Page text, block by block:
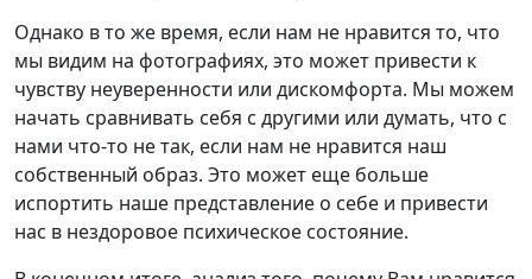
Однако в то же время, если нам не нравится то, что
мы видим на фотографиях, это может привести к
чувству неуверенности или дискомфорта. Мы можем
начать сравнивать себя с другими или думать, что с
нами что-то не так, если нам не нравится наш
собственный образ. Это может еще больше
испортить наше представление о себе и привести
нас в нездоровое психическое состояние.